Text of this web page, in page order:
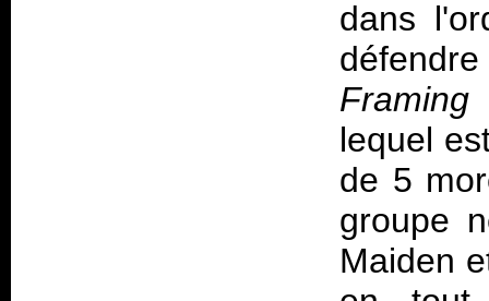
dans
Framing
lequel
de 5
groupe
Maiden